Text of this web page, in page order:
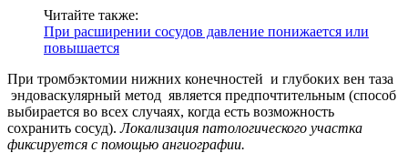
Читайте также:
При расширении сосудов давление понижается или
повышается
При тромбэктомии нижних конечностей и глубоких вен таза
эндоваскулярный метод является предпочтительным (способ
выбирается во всех случаях, когда есть возможность
сохранить сосуд).Локализация патологического участка
фиксируется с помощью ангиографии.